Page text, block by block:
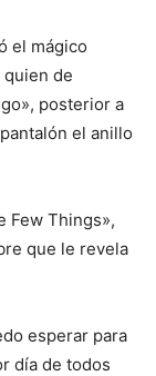
el mágico
de
posterior a
el anillo
Few Things»,
que le revela
esperar para
día de todos